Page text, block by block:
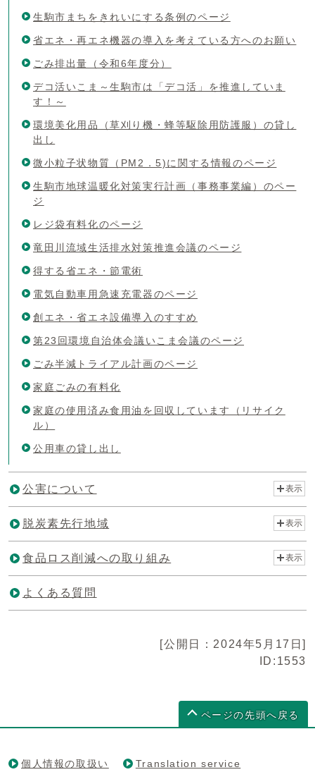
生駒市まちをきれいにする条例のページ
省エネ・再エネ機器の導入を考えている方へのお願い
ごみ排出量（令和6年度分）
デコ活いこま～生駒市は「デコ活」を推進していま
す！～
環境美化用品（草刈り機・蜂等駆除用防護服）の貸し
出し
微小粒子状物質（PM2．5)に関する情報のページ
生駒市地球温暖化対策実行計画（事務事業編）のペー
ジ
レジ袋有料化のページ
竜田川流域生活排水対策推進会議のページ
得する省エネ・節電術
電気自動車用急速充電器のページ
創エネ・省エネ設備導入のすすめ
第23回環境自治体会議いこま会議のページ
ごみ半減トライアル計画のページ
家庭ごみの有料化
家庭の使用済み食用油を回収しています（リサイク
ル）
公用車の貸し出し
公害について 表示
脱炭素先行地域 表示
食品ロス削減への取り組み 表示
よくある質問
[公開日：2024年5月17日]
ID:1553
ページの先頭へ戻る
個人情報の取扱い Translation service